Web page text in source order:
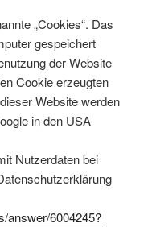
„Cookies“. Das
gespeichert
der Website
Cookie erzeugten
Website werden
in den USA
Nutzerdaten bei
answer/6004245?